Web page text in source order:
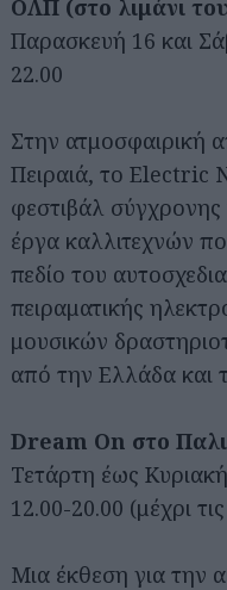
ΟΛΠ (στο λιμάνι
Παρασκευή 16 και
22.00
Στην ατμοσφαιρική
Πειραιά, το Electric
φεστιβάλ σύγχρονης
έργα καλλιτεχνών
πεδίο του
πειραματικής
μουσικών
από την Ελλάδα και
Dream On στο
Τετάρτη έως
12.00-20.00 (μέχρι
Μια έκθεση για την